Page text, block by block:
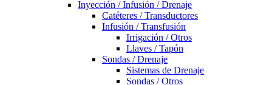
Inyección / Infusión / Drenaje
Catéteres / Transductores
Infusión / Transfusión
Irrigación / Otros
Llaves / Tapón
Sondas / Drenaje
Sistemas de Drenaje
Sondas / Otros